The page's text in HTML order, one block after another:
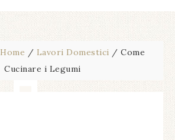
Home / Lavori Domestici / Come
Cucinare i Legumi